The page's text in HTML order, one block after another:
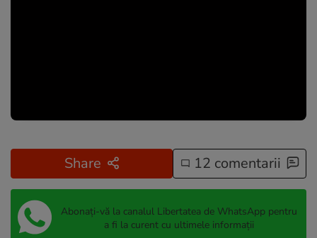
Share 12 comentarii
Abonați-vă la canalul Libertatea de WhatsApp pentru
a fi la curent cu ultimele informații